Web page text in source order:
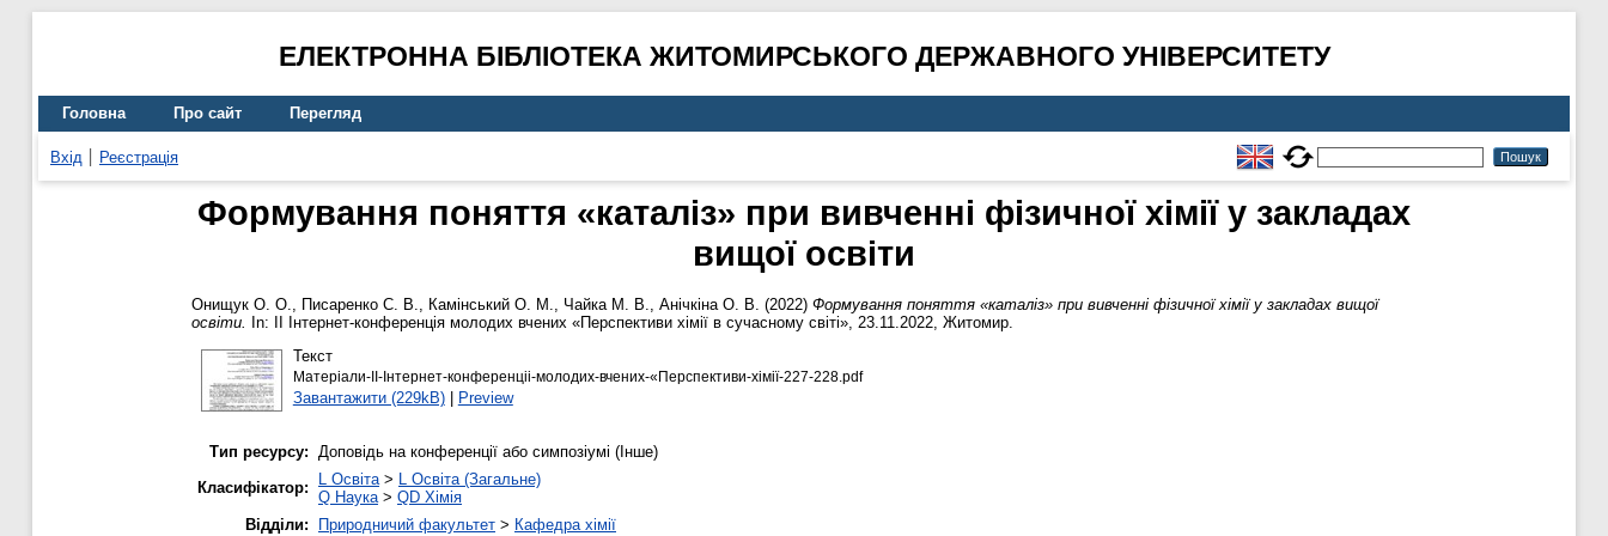
ЕЛЕКТРОННА БІБЛІОТЕКА ЖИТОМИРСЬКОГО ДЕРЖАВНОГО УНІВЕРСИТЕТУ
Головна Про сайт Перегляд
Вхід Реєстрація
Формування поняття «каталіз» при вивченні фізичної хімії у закладах
вищої освіти
Онищук О. О., Писаренко С. В., Камінський О. М., Чайка М. В., Анічкіна О. В. (2022) Формування поняття «каталіз» при вивченні фізичної хімії у закладах вищої
освіти.
In: ІІ Інтернет-конференція молодих вчених «Перспективи хімії в сучасному світі», 23.11.2022, Житомир.
Текст
Матеріали-ІІ-Інтернет-конференціі-молодих-вчених-«Перспективи-хімії-227-228.pdf
Завантажити (229kB)| Preview
Тип ресурсу: Доповідь на конференції або симпозіумі (Інше)
Класифікатор:
L Освіта> L Освіта (Загальне)
Q Наука> QD Хімія
Відділи:
Природничий факультет > Кафедра хімії